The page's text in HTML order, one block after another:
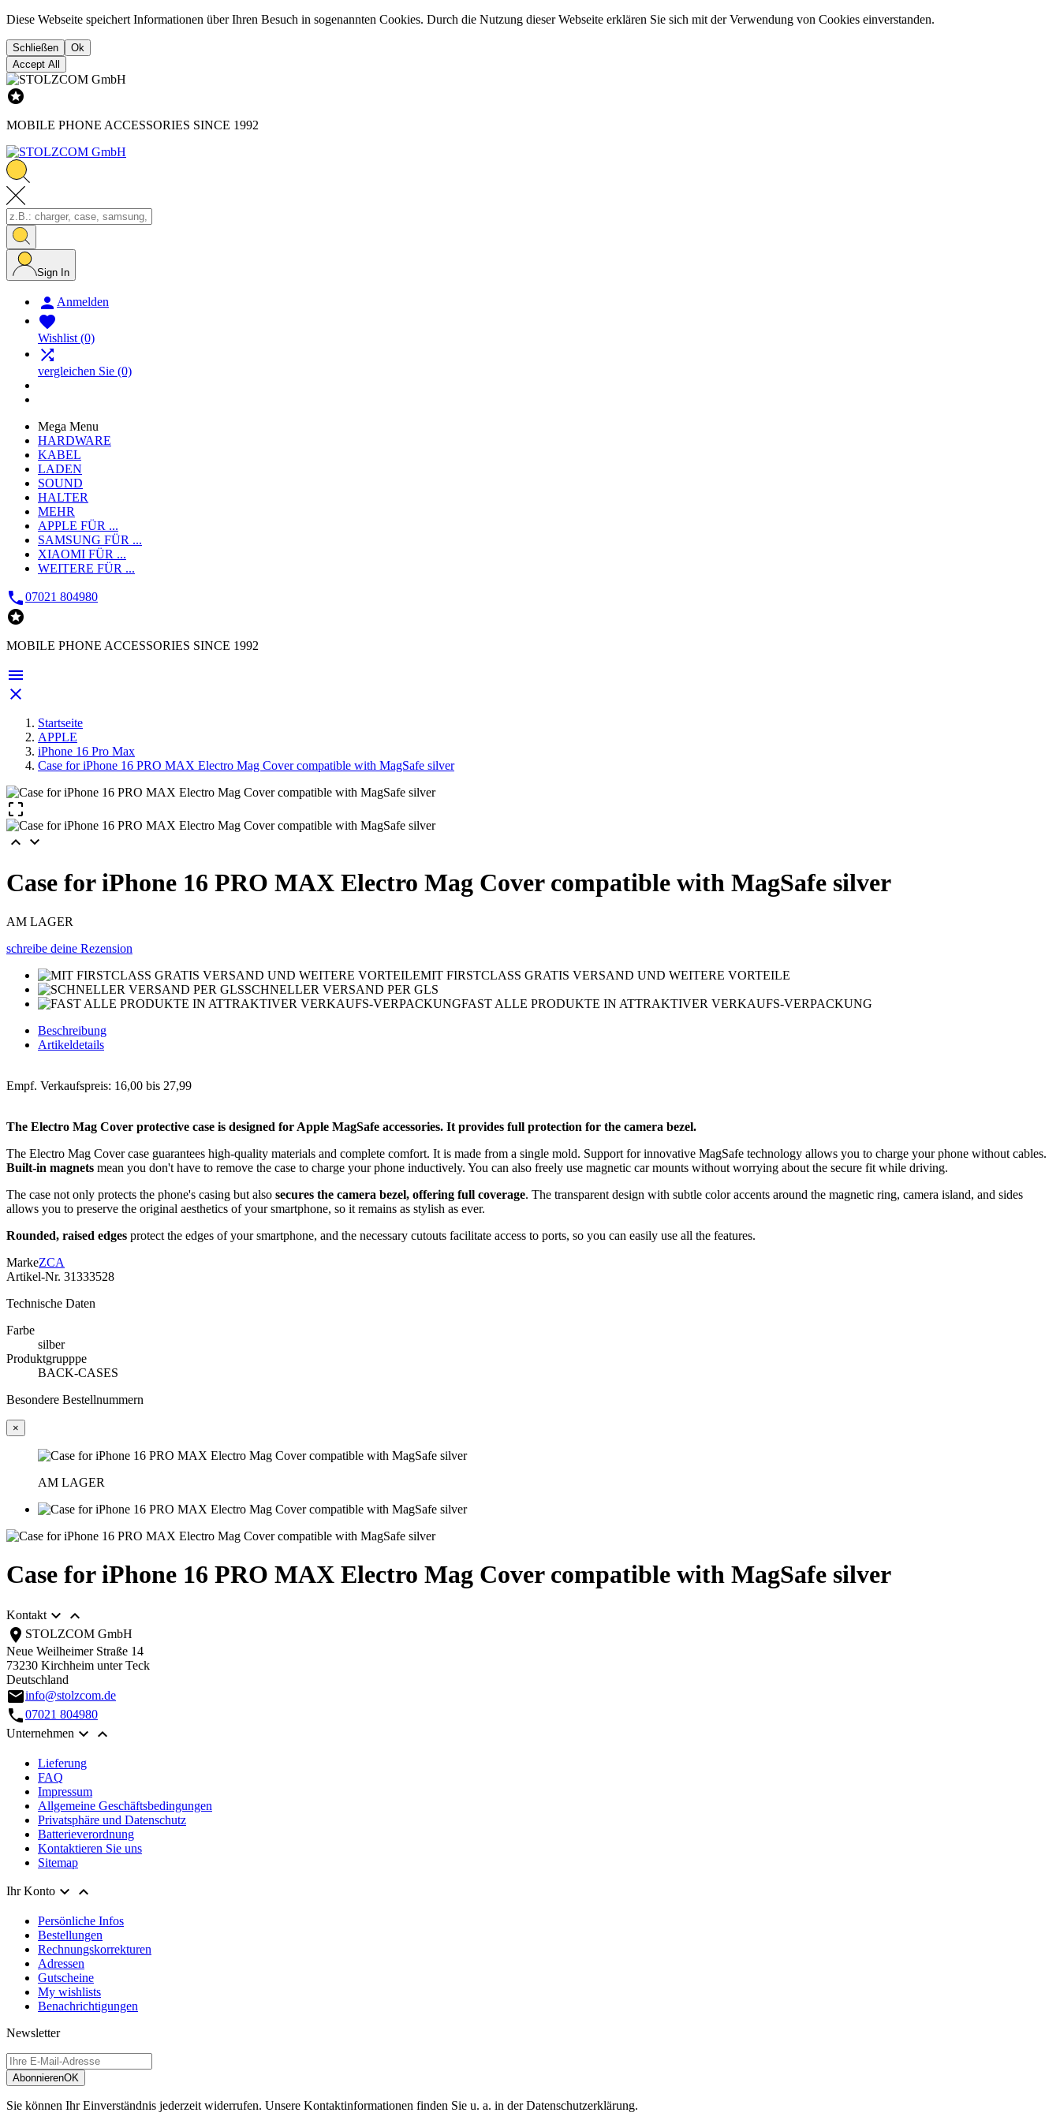
Diese Webseite speichert Informationen über Ihren Besuch in sogenannten Cookies. Durch die Nutzung dieser Webseite erklären Sie sich mit der Verwendung von Cookies einverstanden.
Schließen
Ok
Accept All

MOBILE PHONE ACCESSORIES SINCE 1992
Sign In
 Anmelden

Wishlist (0)

vergleichen Sie (0)
Mega Menu
HARDWARE
KABEL
LADEN
SOUND
HALTER
MEHR
APPLE FÜR ...
SAMSUNG FÜR ...
XIAOMI FÜR ...
WEITERE FÜR ...
07021 804980

MOBILE PHONE ACCESSORIES SINCE 1992


Startseite
APPLE
iPhone 16 Pro Max
Case for iPhone 16 PRO MAX Electro Mag Cover compatible with MagSafe silver

 
Case for iPhone 16 PRO MAX Electro Mag Cover compatible with MagSafe silver
AM LAGER
schreibe deine Rezension
MIT FIRSTCLASS GRATIS VERSAND UND WEITERE VORTEILE
SCHNELLER VERSAND PER GLS
FAST ALLE PRODUKTE IN ATTRAKTIVER VERKAUFS-VERPACKUNG
Beschreibung
Artikeldetails
Empf. Verkaufspreis: 16,00 bis 27,99
The Electro Mag Cover protective case is designed for Apple MagSafe accessories. It provides full protection for the camera bezel.
The Electro Mag Cover case guarantees high-quality materials and complete comfort. It is made from a single mold. Support for innovative MagSafe technology allows you to charge your phone without cables.
Built-in magnets mean you don't have to remove the case to charge your phone inductively. You can also freely use magnetic car mounts without worrying about the secure fit while driving.
The case not only protects the phone's casing but also secures the camera bezel, offering full coverage. The transparent design with subtle color accents around the magnetic ring, camera island, and sides
allows you to preserve the original aesthetics of your smartphone, so it remains as stylish as ever.
Rounded, raised edges protect the edges of your smartphone, and the necessary cutouts facilitate access to ports, so you can easily use all the features.
MarkeZCA
Artikel-Nr. 31333528
Technische Daten
Farbe
silber
Produktgrupppe
BACK-CASES
Besondere Bestellnummern
×
AM LAGER
Case for iPhone 16 PRO MAX Electro Mag Cover compatible with MagSafe silver
Kontakt 
location_on STOLZCOM GmbH
Neue Weilheimer Straße 14
73230 Kirchheim unter Teck
Deutschland
emailinfo@stolzcom.de
call07021 804980
Unternehmen  
Lieferung
FAQ
Impressum
Allgemeine Geschäftsbedingungen
Privatsphäre und Datenschutz
Batterieverordnung
Kontaktieren Sie uns
Sitemap
Ihr Konto  
Persönliche Infos
Bestellungen
Rechnungskorrekturen
Adressen
Gutscheine
My wishlists
Benachrichtigungen
Newsletter
AbonnierenOK
Sie können Ihr Einverständnis jederzeit widerrufen. Unsere Kontaktinformationen finden Sie u. a. in der Datenschutzerklärung.